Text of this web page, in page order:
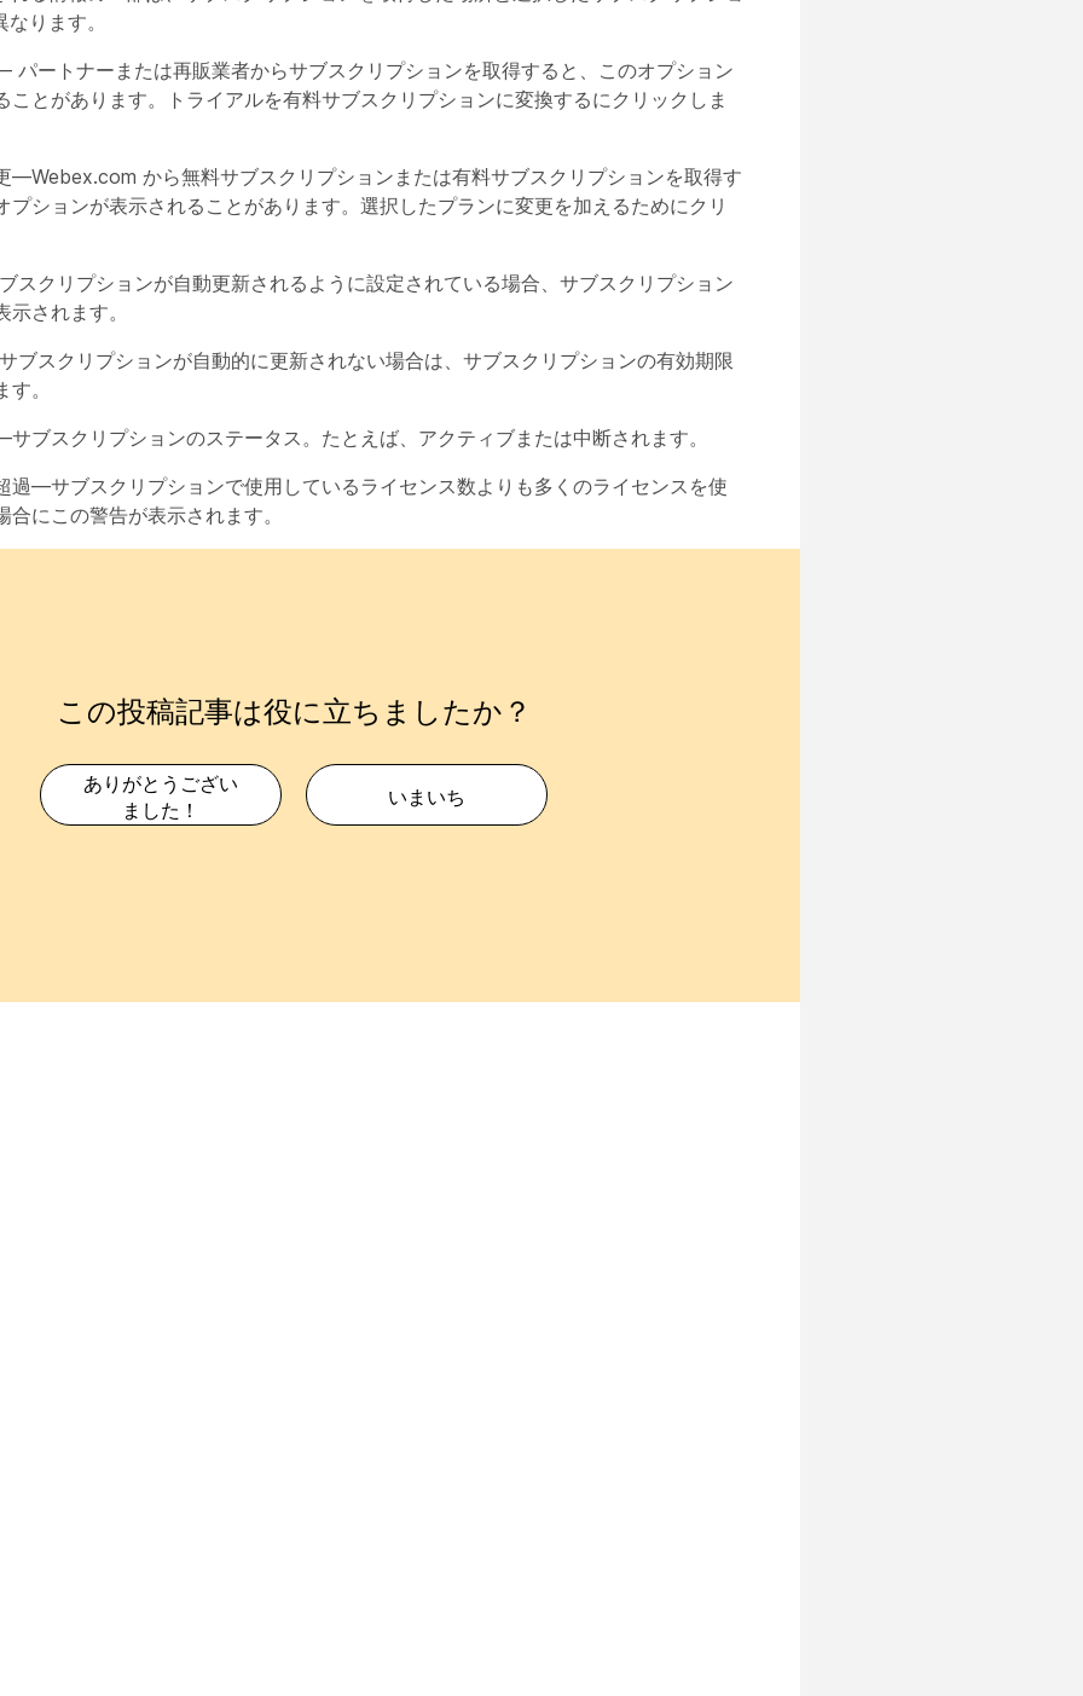
ります。
パートナーまたは再販業者からサブスクリプションを取得すると、このオプション
ことがあります。トライアルを有料サブスクリプションに変換するにクリックしま
—Webex.com から無料サブスクリプションまたは有料サブスクリプションを取得す
プションが表示されることがあります。選択したプランに変更を加えるためにクリ
スクリプションが自動更新されるように設定されている場合、サブスクリプション
されます。
ブスクリプションが自動的に更新されない場合は、サブスクリプションの有効期限
。
ブスクリプションのステータス。たとえば、アクティブまたは中断されます。
過—サブスクリプションで使用しているライセンス数よりも多くのライセンスを使
合にこの警告が表示されます。
この投稿記事は役に立ちましたか？
ありがとうござい
ました！
いまいち